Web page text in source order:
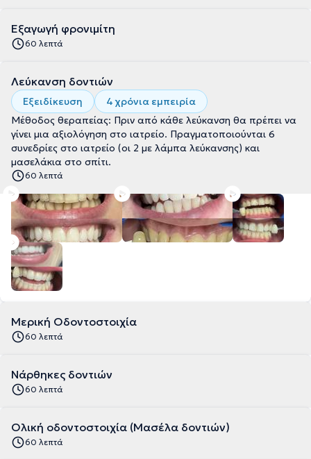
Εξαγωγή φρονιμίτη
60 λεπτά
Λεύκανση δοντιών
Εξειδίκευση
4 χρόνια εμπειρία
Μέθοδος θεραπείας: Πριν από κάθε λεύκανση θα πρέπει να
γίνει μια αξιολόγηση στο ιατρείο. Πραγματοποιούνται 6
συνεδρίες στο ιατρείο (οι 2 με λάμπα λεύκανσης) και
μασελάκια στο σπίτι.
60 λεπτά
Μερική Οδοντοστοιχία
60 λεπτά
Νάρθηκες δοντιών
60 λεπτά
Ολική οδοντοστοιχία (Μασέλα δοντιών)
60 λεπτά